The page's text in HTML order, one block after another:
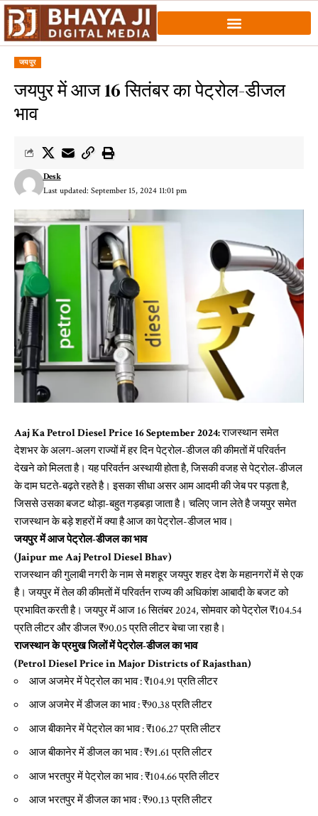
जयपुर
जयपुर में आज 16 सितंबर का पेट्रोल-डीजल
भाव
Last updated: September 15, 2024 11:01 pm
Desk
Aaj Ka Petrol Diesel Price 16 September 2024:राजस्थान समेत
देशभर के अलग-अलग राज्यों में हर दिन पेट्रोल-डीजल की कीमतों में परिवर्तन
देखने को मिलता है। यह परिवर्तन अस्थायी होता है, जिसकी वजह से पेट्रोल-डीजल
के दाम घटते-बढ़ते रहते है। इसका सीधा असर आम आदमी की जेब पर पड़ता है,
जिससे उसका बजट थोड़ा-बहुत गड़बड़ा जाता है। चलिए जान लेते है जयपुर समेत
राजस्थान के बड़े शहरों में क्या है आज का पेट्रोल-डीजल भाव।
जयपुर में आज पेट्रोल-डीजल का भाव
(Jaipur me Aaj Petrol Diesel Bhav)
राजस्थान की गुलाबी नगरी के नाम से मशहूर जयपुर शहर देश के महानगरों में से एक
है। जयपुर में तेल की कीमतों में परिवर्तन राज्य की अधिकांश आबादी के बजट को
प्रभावित करती है। जयपुर में आज 16 सितंबर 2024, सोमवार को पेट्रोल ₹104.54
प्रति लीटर और डीजल ₹90.05 प्रति लीटर बेचा जा रहा है।
राजस्थान के प्रमुख जिलों में पेट्रोल-डीजल का भाव
(Petrol Diesel Price in Major Districts of Rajasthan)
आज अजमेर में पेट्रोल का भाव : ₹104.91 प्रति लीटर
आज अजमेर में डीजल का भाव : ₹90.38 प्रति लीटर
आज बीकानेर में पेट्रोल का भाव : ₹106.27 प्रति लीटर
आज बीकानेर में डीजल का भाव : ₹91.61 प्रति लीटर
आज भरतपुर में पेट्रोल का भाव : ₹104.66 प्रति लीटर
आज भरतपुर में डीजल का भाव : ₹90.13 प्रति लीटर